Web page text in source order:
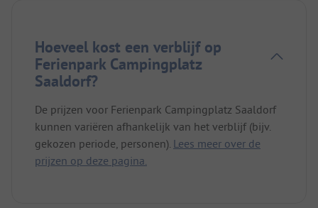
Hoeveel kost een verblijf op
Ferienpark Campingplatz
Saaldorf?
De prijzen voor Ferienpark Campingplatz Saaldorf
kunnen variëren afhankelijk van het verblijf (bijv.
gekozen periode, personen). Lees meer over de
prijzen op deze pagina.